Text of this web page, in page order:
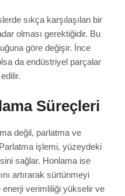
sıkça karşılaşılan bir
olması gerektiğidir. Bu
göre değişir. İnce
da endüstriyel parçalar
Süreçleri
değil, parlatma ve
işlemi, yüzeydeki
sağlar. Honlama ise
artırarak sürtünmeyi
verimliliği yükselir ve